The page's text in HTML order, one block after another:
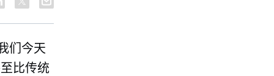
们今天
比传统